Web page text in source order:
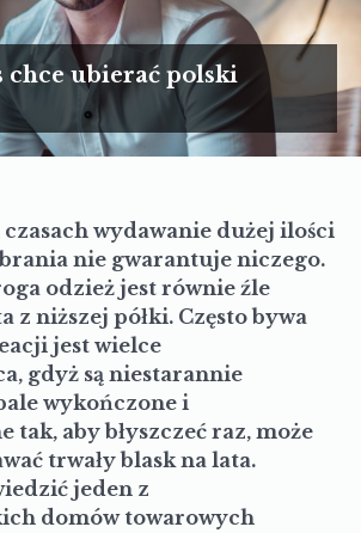
chce ubierać polski
wydawanie dużej ilości
nie gwarantuje niczego.
odzież jest równie źle
z niższej półki. Często bywa
jest wielce
gdyż są niestarannie
wykończone i
tak, aby błyszczeć raz, może
trwały blask na lata.
jeden z
domów towarowych